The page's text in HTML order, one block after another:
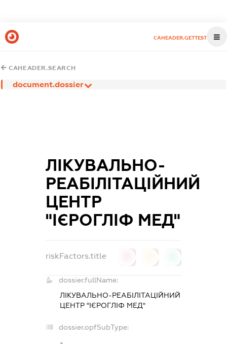
CAHEADER.GETTEST
CAHEADER.SEARCH
document.dossier
ЛІКУВАЛЬНО-
РЕАБІЛІТАЦІЙНИЙ
ЦЕНТР
"ІЄРОГЛІФ МЕД"
riskFactors.title
dossier.fullName:
ЛІКУВАЛЬНО-РЕАБІЛІТАЦІЙНИЙ
ЦЕНТР "ІЄРОГЛІФ МЕД"
dossier.opfSubType:
-